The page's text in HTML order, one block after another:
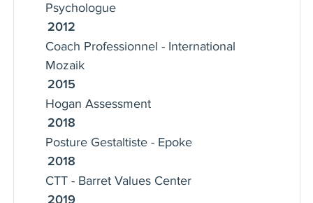
coaching dynamiques, répondant aux
défis spécifiques auxquels sont
confrontés les individus et les
organisations. Mon approche associe
une compréhension culturelle
approfondie à des stratégies pratiques
pour favoriser une croissance durable
et assurer le succès.
Psychologue
2012
Coach Professionnel - International
Mozaik
2015
Hogan Assessment
2018
Posture Gestaltiste - Epoke
2018
CTT - Barret Values Center
2019